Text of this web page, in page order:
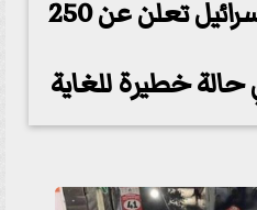
طوفان الأقصى.. إسرائيل تعلن عن 250
خطيرة للغاية